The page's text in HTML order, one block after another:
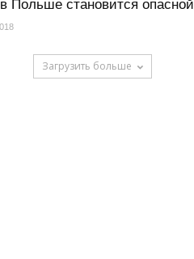
Польше становится опасной
Загрузить больше